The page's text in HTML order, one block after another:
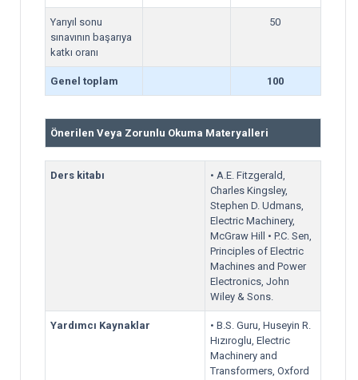
Yarıyıl sonu
sınavının başarıya
katkı oranı
50
Genel toplam 100
Önerilen Veya Zorunlu Okuma Materyalleri
Ders kitabı
• A.E. Fitzgerald,
Charles Kingsley,
Stephen D. Udmans,
Electric Machinery,
McGraw Hill • P.C. Sen,
Principles of Electric
Machines and Power
Electronics, John
Wiley & Sons.
Yardımcı Kaynaklar
• B.S. Guru, Huseyin R.
Hızıroglu, Electric
Machinery and
Transformers, Oxford